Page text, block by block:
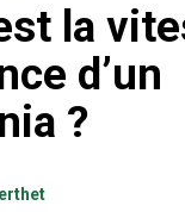
la
d’un
?